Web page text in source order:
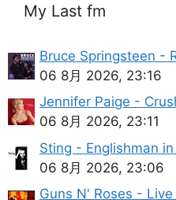
My Last fm
Bruce Springsteen -
06 8月 2026, 23:16
Jennifer Paige -
06 8月 2026, 23:11
Sting - Englishman
06 8月 2026, 23:06
Guns N' Roses -